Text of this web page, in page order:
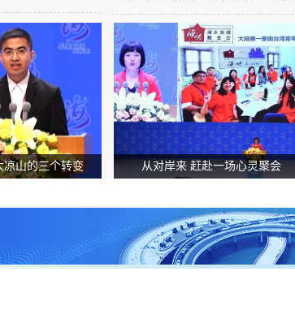
凉山的三个转变 从对岸来 赶赴一场心灵聚会